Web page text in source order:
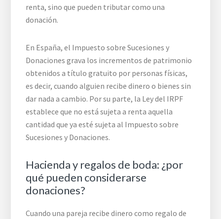
renta, sino que pueden tributar como una
donación.
En España, el Impuesto sobre Sucesiones y
Donaciones grava los incrementos de patrimonio
obtenidos a título gratuito por personas físicas,
es decir, cuando alguien recibe dinero o bienes sin
dar nada a cambio. Por su parte, la Ley del IRPF
establece que no está sujeta a renta aquella
cantidad que ya esté sujeta al Impuesto sobre
Sucesiones y Donaciones.
Hacienda y regalos de boda: ¿por
qué pueden considerarse
donaciones?
Cuando una pareja recibe dinero como regalo de